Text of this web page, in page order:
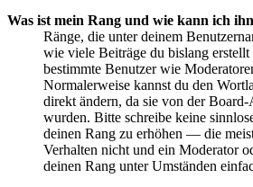
Was ist mein Rang und wie kann ich
Ränge, die unter deinem
wie viele Beiträge du bislang
bestimmte Benutzer wie
Normalerweise kannst du den
direkt ändern, da sie von der
wurden. Bitte schreibe keine
deinen Rang zu erhöhen — die
Verhalten nicht und ein Moderator
deinen Rang unter Umständen